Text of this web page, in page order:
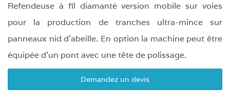
Refendeuse à fil diamanté version mobile sur voies
pour la production de tranches ultra-mince sur
panneaux nid d'abeille. En option la machine peut être
équipée d'un pont avec une tête de polissage.
Demandez un devis